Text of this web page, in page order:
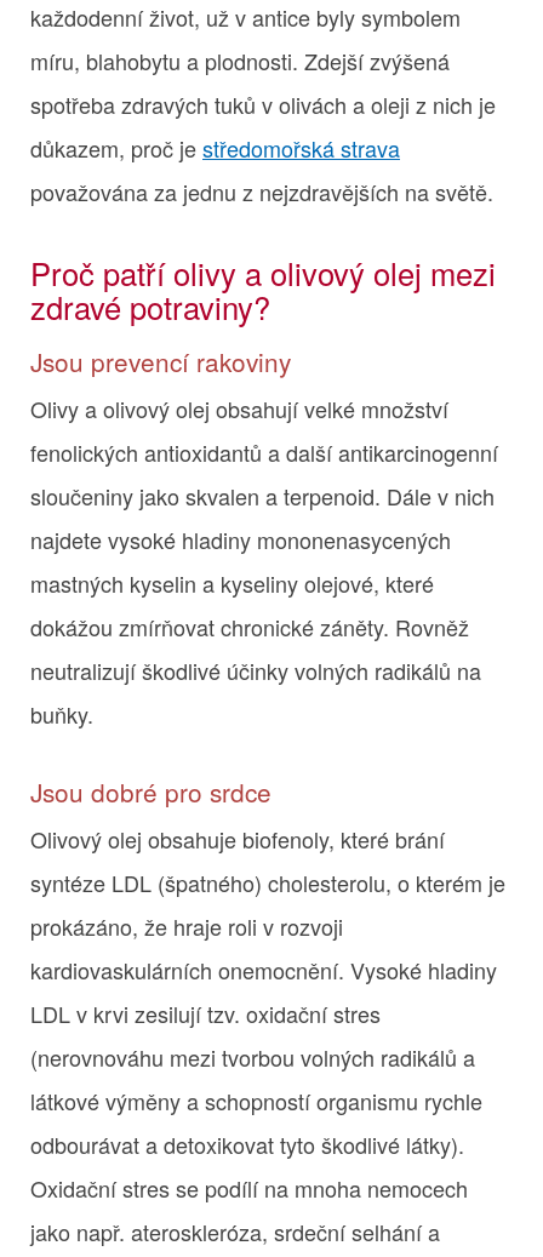
každodenní život, už v antice byly symbolem
míru, blahobytu a plodnosti. Zdejší zvýšená
spotřeba zdravých tuků v olivách a oleji z nich je
důkazem, proč jestředomořská strava
považována za jednu z nejzdravějších na světě.
Proč patří olivy a olivový olej mezi
zdravé potraviny?
Jsou prevencí rakoviny
Olivy a olivový olej obsahují velké množství
fenolických antioxidantů a další antikarcinogenní
sloučeniny jako skvalen a terpenoid. Dále v nich
najdete vysoké hladiny mononenasycených
mastných kyselin a kyseliny olejové, které
dokážou zmírňovat chronické záněty. Rovněž
neutralizují škodlivé účinky volných radikálů na
buňky.
Jsou dobré pro srdce
Olivový olej obsahuje biofenoly, které brání
syntéze LDL (špatného) cholesterolu, o kterém je
prokázáno, že hraje roli v rozvoji
kardiovaskulárních onemocnění. Vysoké hladiny
LDL v krvi zesilují tzv. oxidační stres
(nerovnováhu mezi tvorbou volných radikálů a
látkové výměny a schopností organismu rychle
odbourávat a detoxikovat tyto škodlivé látky).
Oxidační stres se podílí na mnoha nemocech
jako např. ateroskleróza, srdeční selhání a